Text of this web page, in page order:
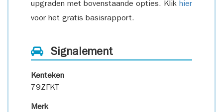
upgraden met bovenstaande opties. Klik hier
voor het gratis basisrapport.
Signalement
Kenteken
79ZFKT
Merk